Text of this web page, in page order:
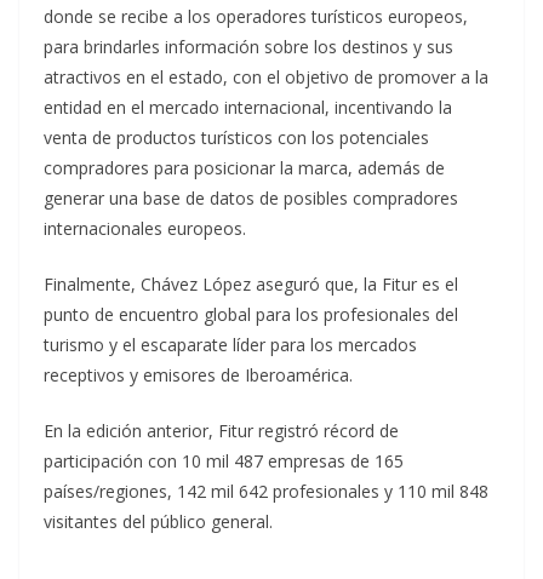
donde se recibe a los operadores turísticos europeos,
para brindarles información sobre los destinos y sus
atractivos en el estado, con el objetivo de promover a la
entidad en el mercado internacional, incentivando la
venta de productos turísticos con los potenciales
compradores para posicionar la marca, además de
generar una base de datos de posibles compradores
internacionales europeos.
Finalmente, Chávez López aseguró que, la Fitur es el
punto de encuentro global para los profesionales del
turismo y el escaparate líder para los mercados
receptivos y emisores de Iberoamérica.
En la edición anterior, Fitur registró récord de
participación con 10 mil 487 empresas de 165
países/regiones, 142 mil 642 profesionales y 110 mil 848
visitantes del público general.